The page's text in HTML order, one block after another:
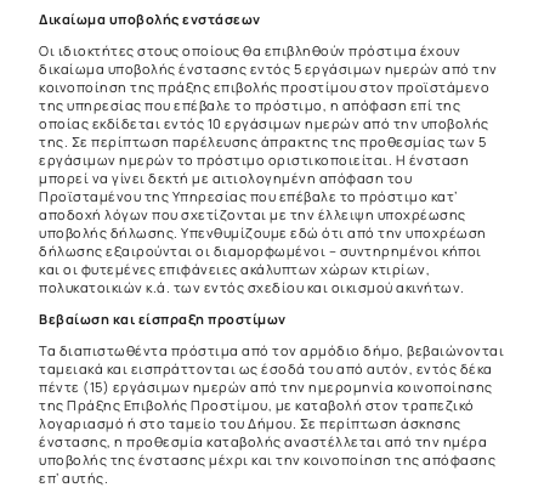
Δικαίωμα υποβολής ενστάσεων
Οι ιδιοκτήτες στους οποίους θα επιβληθούν πρόστιμα έχουν
δικαίωμα υποβολής ένστασης εντός 5 εργάσιμων ημερών από την
κοινοποίηση της πράξης επιβολής προστίμου στον προϊστάμενο
της υπηρεσίας που επέβαλε το πρόστιμο, η απόφαση επί της
οποίας εκδίδεται εντός 10 εργάσιμων ημερών από την υποβολής
της. Σε περίπτωση παρέλευσης άπρακτης της προθεσμίας των 5
εργάσιμων ημερών το πρόστιμο οριστικοποιείται. Η ένσταση
μπορεί να γίνει δεκτή με αιτιολογημένη απόφαση του
Προϊσταμένου της Υπηρεσίας που επέβαλε το πρόστιμο κατ’
αποδο­χή λόγων που σχετίζονται με την έλλειψη υποχρέωσης
υποβολής δήλωσης. Υπενθυμίζουμε εδώ ότι από την υποχρέωση
δήλωσης εξαιρούνται οι διαμορφωμένοι – συντηρημένοι κήποι
και οι φυτεμένες επιφάνειες ακάλυπτων χώρων κτιρίων,
πολυκατοικιών κ.ά. των εντός σχεδίου και οικισμού ακινήτων.
Βεβαίωση και είσπραξη προστίμων
Τα διαπιστωθέντα πρόστιμα από τον αρμόδιο δήμο, βεβαιώνονται
ταμειακά και εισπράττονται ως έσοδά του από αυτόν, εντός δέκα
πέντε (15) εργάσιμων ημερών από την ημερομηνία κοινοποίησης
της Πράξης Επιβολής Προστίμου, με καταβολή στον τρα­πεζικό
λογαριασμό ή στο ταμείο του Δήμου. Σε περίπτωση άσκησης
ένστασης, η προθεσμία καταβολής αναστέλλεται από την ημέρα
υποβολής της ένστασης μέχρι και την κοινοποίηση της απόφασης
επ’ αυτής.